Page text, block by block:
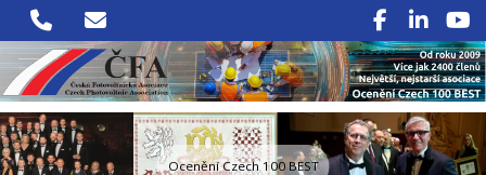
Přeskočit
na
obsah
Ocenění Czech 100 BEST